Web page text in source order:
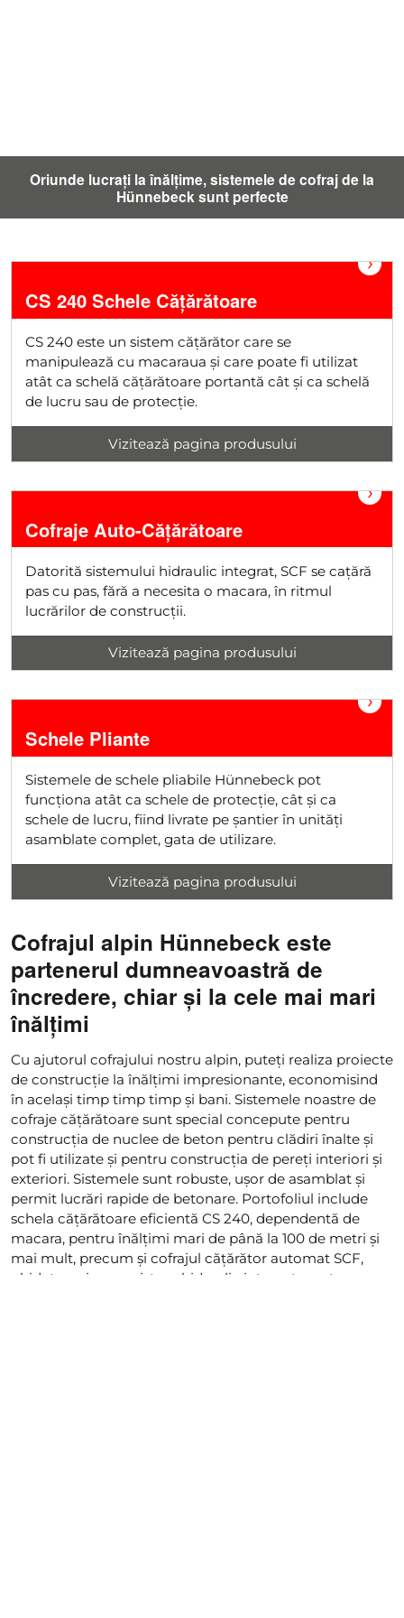
Oriunde lucrați la înălțime, sistemele de cofraj de la
Hünnebeck sunt perfecte
›
CS 240 Schele Cățărătoare
CS 240 este un sistem cățărător care se
manipulează cu macaraua și care poate fi utilizat
atât ca schelă cățărătoare portantă cât și ca schelă
de lucru sau de protecție.
Vizitează pagina produsului
›
Cofraje Auto-Cățărătoare
Datorită sistemului hidraulic integrat, SCF se cațără
pas cu pas, fără a necesita o macara, în ritmul
lucrărilor de construcții.
Vizitează pagina produsului
›
Schele Pliante
Sistemele de schele pliabile Hünnebeck pot
funcționa atât ca schele de protecție, cât și ca
schele de lucru, fiind livrate pe șantier în unități
asamblate complet, gata de utilizare.
Vizitează pagina produsului
Cofrajul alpin Hünnebeck este
partenerul dumneavoastră de
încredere, chiar și la cele mai mari
înălțimi
Cu ajutorul cofrajului nostru alpin, puteți realiza proiecte
de construcție la înălțimi impresionante, economisind
în același timp timp timp și bani. Sistemele noastre de
cofraje cățărătoare sunt special concepute pentru
construcția de nuclee de beton pentru clădiri înalte și
pot fi utilizate și pentru construcția de pereți interiori și
exteriori. Sistemele sunt robuste, ușor de asamblat și
permit lucrări rapide de betonare. Portofoliul include
schela cățărătoare eficientă CS 240, dependentă de
macara, pentru înălțimi mari de până la 100 de metri și
mai mult, precum și cofrajul cățărător automat SCF,
ghidat pe șine, cu sistem hidraulic integrat, pentru